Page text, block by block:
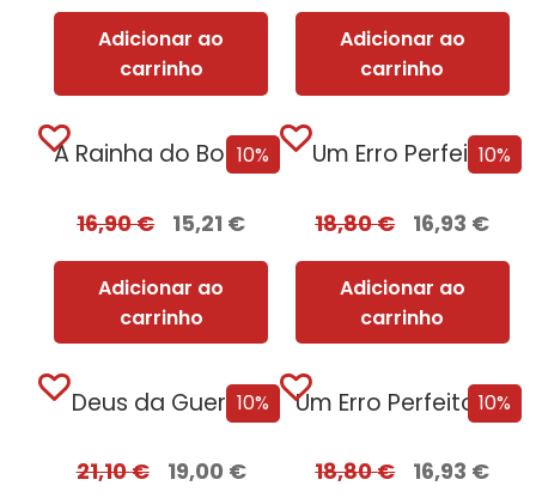
Adicionar ao
carrinho
Adicionar ao
carrinho
10%
A Rainha do BookTok
16,90€ 15,21 €
Adicionar ao
carrinho
10%
Um Erro Perfeito
18,80€ 16,93 €
Adicionar ao
carrinho
10%
Deus da Guerra
21,10€ 19,00 €
10%
Um Erro Perfeito – Edição com EDGES
18,80€ 16,93 €